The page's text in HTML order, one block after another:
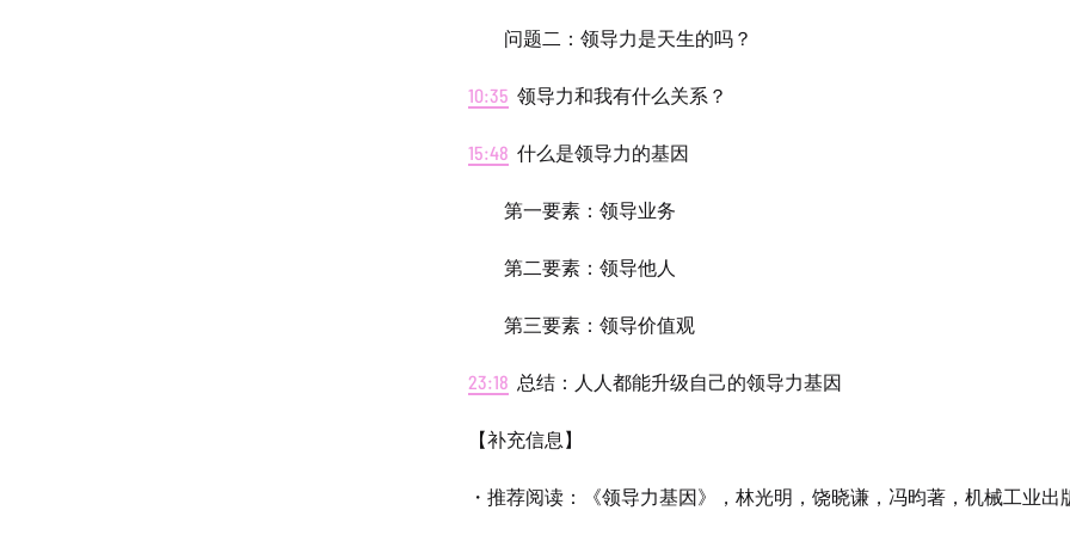
问题二：领导力是天生的吗？
10:35 领导力和我有什么关系？
15:48 什么是领导力的基因
第一要素：领导业务
第二要素：领导他人
第三要素：领导价值观
23:18 总结：人人都能升级自己的领导力基因
【补充信息】
・推荐阅读：《领导力基因》，林光明，饶晓谦，冯昀著，机械工业出